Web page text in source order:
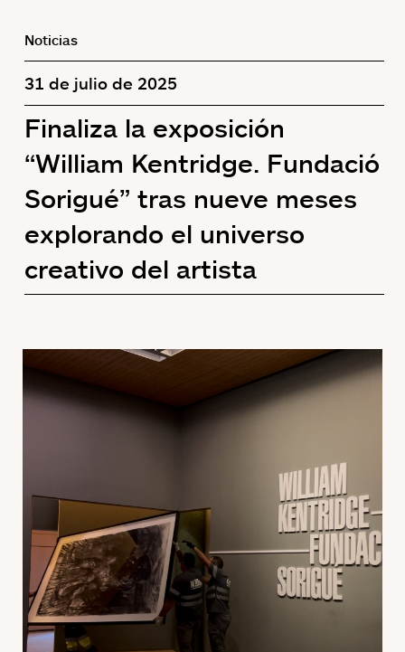
Noticias
31 de julio de 2025
Finaliza la exposición
“William Kentridge. Fundació
Sorigué” tras nueve meses
explorando el universo
creativo del artista